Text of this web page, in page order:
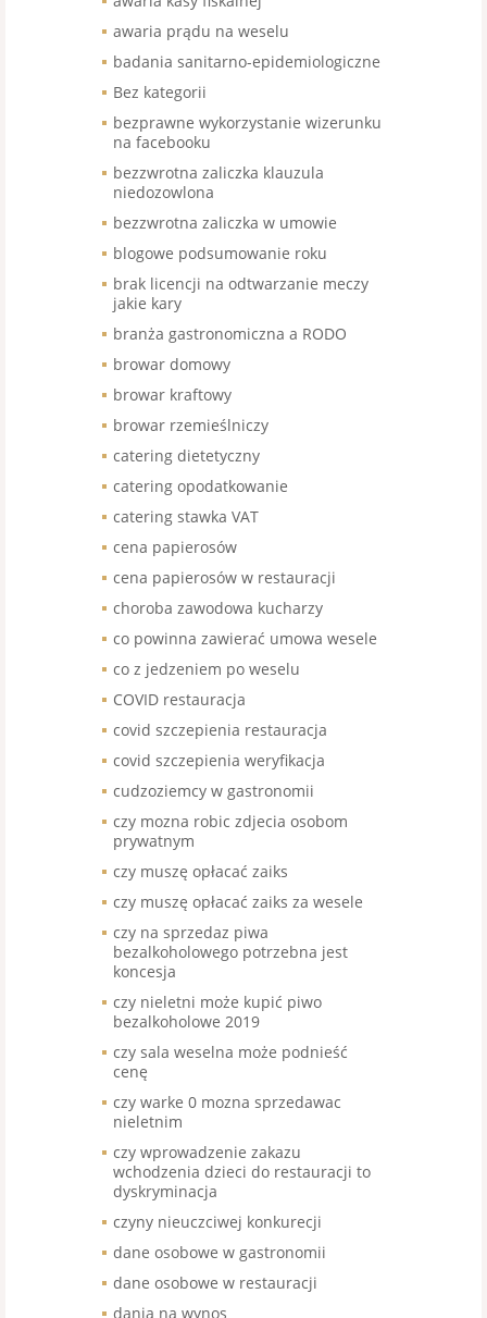
awaria prądu na weselu
badania sanitarno-epidemiologiczne
Bez kategorii
bezprawne wykorzystanie wizerunku
na facebooku
bezzwrotna zaliczka klauzula
niedozowlona
bezzwrotna zaliczka w umowie
blogowe podsumowanie roku
brak licencji na odtwarzanie meczy
jakie kary
branża gastronomiczna a RODO
browar domowy
browar kraftowy
browar rzemieślniczy
catering dietetyczny
catering opodatkowanie
catering stawka VAT
cena papierosów
cena papierosów w restauracji
choroba zawodowa kucharzy
co powinna zawierać umowa wesele
co z jedzeniem po weselu
COVID restauracja
covid szczepienia restauracja
covid szczepienia weryfikacja
cudzoziemcy w gastronomii
czy mozna robic zdjecia osobom
prywatnym
czy muszę opłacać zaiks
czy muszę opłacać zaiks za wesele
czy na sprzedaz piwa
bezalkoholowego potrzebna jest
koncesja
czy nieletni może kupić piwo
bezalkoholowe 2019
czy sala weselna może podnieść
cenę
czy warke 0 mozna sprzedawac
nieletnim
czy wprowadzenie zakazu
wchodzenia dzieci do restauracji to
dyskryminacja
czyny nieuczciwej konkurecji
dane osobowe w gastronomii
dane osobowe w restauracji
dania na wynos